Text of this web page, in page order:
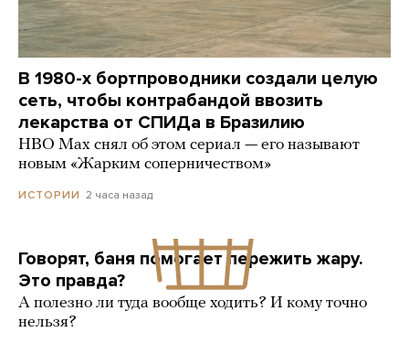
В 1980-х бортпроводники создали целую
сеть, чтобы контрабандой ввозить
лекарства от СПИДа в Бразилию
HBO Max снял об этом сериал — его называют
новым «Жарким соперничеством»
ИСТОРИИ 2 часа назад
Говорят, баня помогает пережить жару.
Это правда?
А полезно ли туда вообще ходить? И кому точно
нельзя?